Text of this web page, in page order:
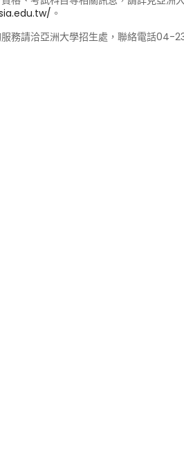
。
務請洽亞洲大學招生處，聯絡電話04-